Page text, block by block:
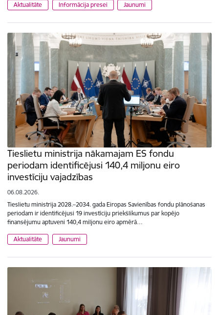
Aktualitāte Informācija presei Jaunumi
Tieslietu ministrija nākamajam ES fondu
periodam identificējusi 140,4 miljonu eiro
investīciju vajadzības
06.08.2026.
Tieslietu ministrija 2028.–2034. gada Eiropas Savienības fondu plānošanas
periodam ir identificējusi 19 investīciju priekšlikumus par kopējo
finansējumu aptuveni 140,4 miljonu eiro apmērā…
Aktualitāte Jaunumi